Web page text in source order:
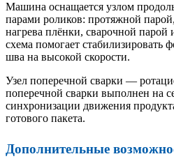
Машина оснащается узлом
парами роликов: протяжной
нагрева плёнки, сварочной
схема помогает стабилизировать
шва на высокой скорости.
Узел поперечной сварки —
поперечной сварки выполнен на
синхронизации движения
готового пакета.
Дополнительные